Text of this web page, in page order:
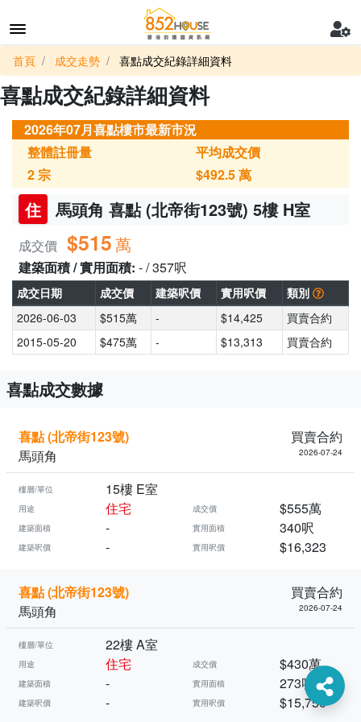
首頁 成交走勢 喜點成交紀錄詳細資料
喜點成交紀錄詳細資料
2026年07月喜點樓市最新市況
整體註冊量
2宗
平均成交價
$492.5萬
住 馬頭角 喜點 (北帝街123號) 5樓 H室
成交價 $515萬
建築面積 / 實用面積: - / 357呎
成交日期 成交價 建築呎價 實用呎價
類別
2026-06-03
$515萬 - $14,425
買賣合約
2015-05-20
$475萬 - $13,313 買賣合約
喜點成交數據
喜點 (北帝街123號)
買賣合約
馬頭角
2026-07-24
樓層/單位 15樓 E室
用途 住宅 成交價 $555萬
建築面積 - 實用面積 340呎
建築呎價 - 實用呎價 $16,323
喜點 (北帝街123號)
買賣合約
馬頭角
2026-07-24
樓層/單位 22樓 A室
用途 住宅 成交價 $430萬
建築面積 - 實用面積 273呎
建築呎價 - 實用呎價 $15,750